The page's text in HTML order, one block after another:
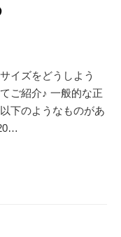
イズをどうしよう
ご紹介♪ 一般的な正
下のようなものがあ